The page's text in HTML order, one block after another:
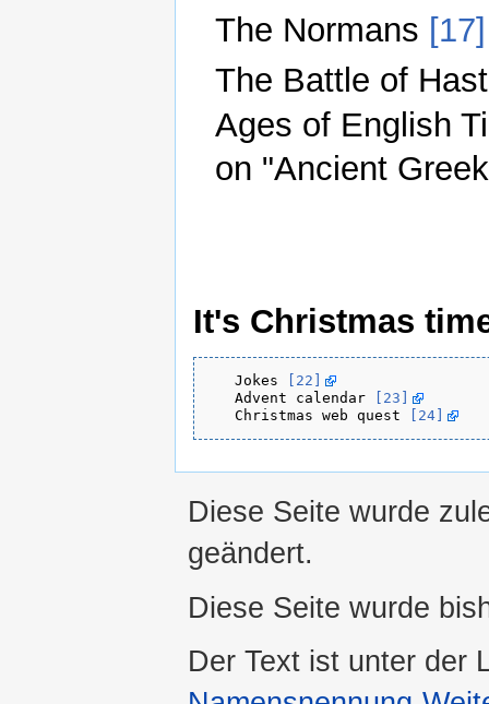
The Normans [17]
The Battle of
Ages of English
on "Ancient
It's Christmas
   Jokes
[22]
   Advent calendar
[23]
   Christmas web quest
[24]
Diese Seite wurde
geändert.
Diese Seite wurde
Der Text ist unter der